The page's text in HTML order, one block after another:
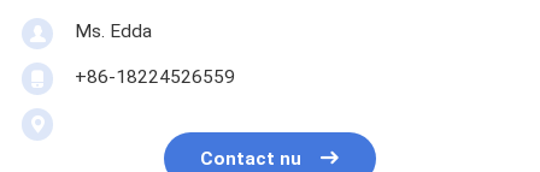
Ms. Edda
+86-18224526559
Contact nu